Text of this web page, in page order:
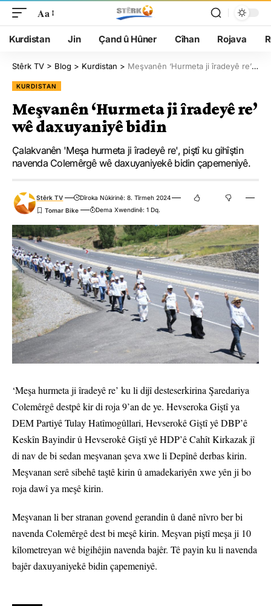
Aa
Kurdistan Jin Çand û Hûner Cîhan Rojava
Stêrk TV > Blog > Kurdistan > Meşvanên ‘Hurmeta ji îradeyê re’ wê daxuyaniyê bidin
KURDISTAN
Meşvanên ‘Hurmeta ji îradeyê re’
wê daxuyaniyê bidin
Çalakvanên 'Meşa hurmeta ji îradeyê re', piştî ku gihîştin
navenda Colemêrgê wê daxuyaniyekê bidin çapemeniyê.
Stêrk TV
Dîroka Nûkirinê: 8. Tîrmeh 2024
Dema Xwendinê: 1 Dq.
‘Meşa hurmeta ji îradeyê re’ ku li dijî desteserkirina Şaredariya
Colemêrgê destpê kir di roja 9’an de ye. Hevseroka Giştî ya
DEM Partiyê Tulay Hatîmogûllari, Hevserokê Giştî yê DBP’ê
Keskîn Bayindir û Hevserokê Giştî yê HDP’ê Cahît Kirkazak jî
di nav de bi sedan meşvanan şeva xwe li Depînê derbas kirin.
Meşvanan serê sibehê taştê kirin û amadekariyên xwe yên ji bo
roja dawî ya meşê kirin.
Meşvanan li ber stranan govend gerandin û danê nîvro ber bi
navenda Colemêrgê dest bi meşê kirin. Meşvan piştî meşa ji 10
kîlometreyan wê bigihêjin navenda bajêr. Tê payin ku li navenda
bajêr daxuyaniyekê bidin çapemeniyê.